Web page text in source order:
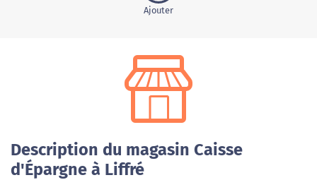
Ajouter
Description du magasin Caisse
d'Épargne à Liffré